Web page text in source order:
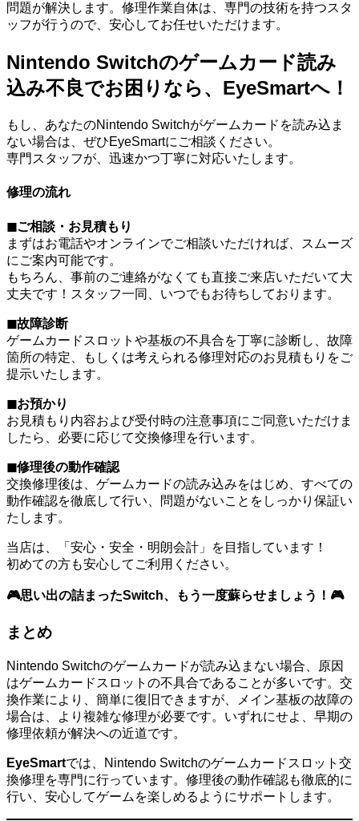
問題が解決します。修理作業自体は、専門の技術を持つスタ
ッフが行うので、安心してお任せいただけます。
Nintendo Switchのゲームカード読み
込み不良でお困りなら、EyeSmartへ！
もし、あなたのNintendo Switchがゲームカードを読み込ま
ない場合は、ぜひEyeSmartにご相談ください。
専門スタッフが、迅速かつ丁寧に対応いたします。
修理の流れ
◼︎ご相談・お見積もり
まずはお電話やオンラインでご相談いただければ、スムーズ
にご案内可能です。
もちろん、事前のご連絡がなくても直接ご来店いただいて大
丈夫です！スタッフ一同、いつでもお待ちしております。
◼︎故障診断
ゲームカードスロットや基板の不具合を丁寧に診断し、故障
箇所の特定、もしくは考えられる修理対応のお見積もりをご
提示いたします。
◼︎お預かり
お見積もり内容および受付時の注意事項にご同意いただけま
したら、必要に応じて交換修理を行います。
◼︎修理後の動作確認
交換修理後は、ゲームカードの読み込みをはじめ、すべての
動作確認を徹底して行い、問題がないことをしっかり保証い
たします。
当店は、「安心・安全・明朗会計」を目指しています！
初めての方も安心してご利用ください。
🎮思い出の詰まったSwitch、もう一度蘇らせましょう！🎮
まとめ
Nintendo Switchのゲームカードが読み込まない場合、原因
はゲームカードスロットの不具合であることが多いです。交
換作業により、簡単に復旧できますが、メイン基板の故障の
場合は、より複雑な修理が必要です。いずれにせよ、早期の
修理依頼が解決への近道です。
EyeSmartでは、Nintendo Switchのゲームカードスロット交
換修理を専門に行っています。修理後の動作確認も徹底的に
行い、安心してゲームを楽しめるようにサポートします。